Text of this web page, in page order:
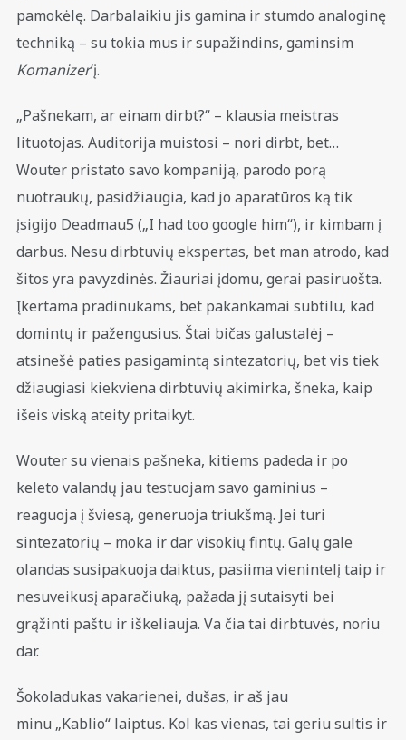
pamokėlę. Darbalaikiu jis gamina ir stumdo analoginę
techniką – su tokia mus ir supažindins, gaminsim
Komanizer‘į.
„Pašnekam, ar einam dirbt?“ – klausia meistras
lituotojas. Auditorija muistosi – nori dirbt, bet…
Wouter pristato savo kompaniją, parodo porą
nuotraukų, pasidžiaugia, kad jo aparatūros ką tik
įsigijo Deadmau5 („I had too google him“), ir kimbam į
darbus. Nesu dirbtuvių ekspertas, bet man atrodo, kad
šitos yra pavyzdinės. Žiauriai įdomu, gerai pasiruošta.
Įkertama pradinukams, bet pakankamai subtilu, kad
domintų ir pažengusius. Štai bičas galustalėj –
atsinešė paties pasigamintą sintezatorių, bet vis tiek
džiaugiasi kiekviena dirbtuvių akimirka, šneka, kaip
išeis viską ateity pritaikyt.
Wouter su vienais pašneka, kitiems padeda ir po
keleto valandų jau testuojam savo gaminius –
reaguoja į šviesą, generuoja triukšmą. Jei turi
sintezatorių – moka ir dar visokių fintų. Galų gale
olandas susipakuoja daiktus, pasiima vienintelį taip ir
nesuveikusį aparačiuką, pažada jį sutaisyti bei
grąžinti paštu ir iškeliauja. Va čia tai dirbtuvės, noriu
dar.
Šokoladukas vakarienei, dušas, ir aš jau
minu „Kablio“ laiptus. Kol kas vienas, tai geriu sultis ir